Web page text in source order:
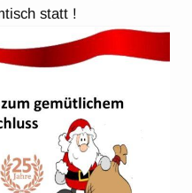
statt !